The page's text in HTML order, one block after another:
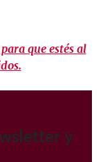
que estés al
y